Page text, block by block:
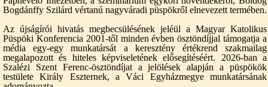
Bogdánffy Szilárd vértanú nagyváradi püspökről elnevezett termében.
Az újságírói hivatás megbecsülésének jeléül a Magyar Katolikus
Püspöki Konferencia 2001-től minden évben ösztöndíjjal támogatja a
média egy-egy munkatársát a keresztény értékrend szakmailag
megalapozott és hiteles képviseletének elősegítéséért. 2026-ban a
Szalézi Szent Ferenc-ösztöndíjat a jelölések alapján a püspökök
testülete Király Eszternek, a Váci Egyházmegye munkatársának